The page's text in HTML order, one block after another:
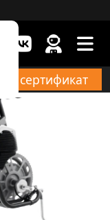
сертификат